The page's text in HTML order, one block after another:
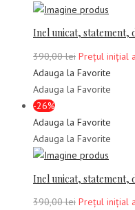
Inel unicat, statement,
390,00lei Prețul inițial
Adauga la Favorite
Adauga la Favorite
-26%
Adauga la Favorite
Adauga la Favorite
Inel unicat, statement,
390,00lei Prețul inițial